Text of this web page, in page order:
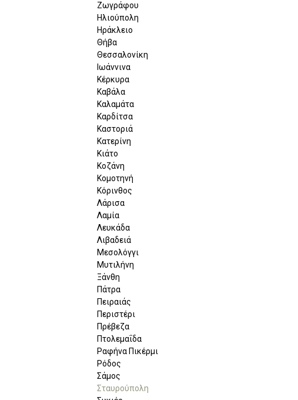
Ζωγράφου
Ηλιούπολη
Ηράκλειο
Θήβα
Θεσσαλονίκη
Ιωάννινα
Κέρκυρα
Καβάλα
Καλαμάτα
Καρδίτσα
Καστοριά
Κατερίνη
Κιάτο
Κοζάνη
Κομοτηνή
Κόρινθος
Λάρισα
Λαμία
Λευκάδα
Λιβαδειά
Μεσολόγγι
Μυτιλήνη
Ξάνθη
Πάτρα
Πειραιάς
Περιστέρι
Πρέβεζα
Πτολεμαΐδα
Ραφήνα Πικέρμι
Ρόδος
Σάμος
Σταυρούπολη